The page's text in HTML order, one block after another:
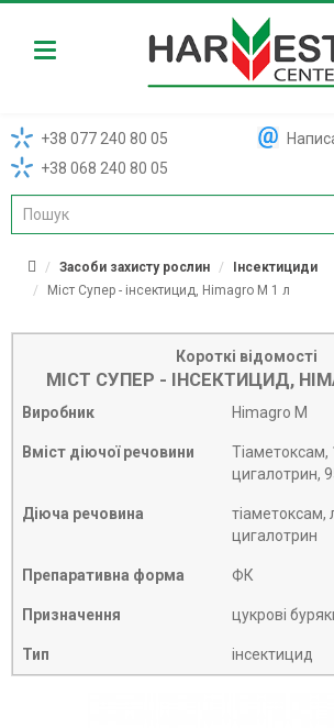
Harvest
+38 077 240 80 05
+38 068 240 80 05
Засоби захисту рослин
Інсектициди
Міст Супер - інсектицид, Himagro M 1 л
Короткі відомості
МІСТ СУПЕР - ІНСЕКТИЦИД,
Виробник Himagro M
Вміст діючої речовини
цигалотрин,
Діюча речовина
тіаметоксам,
цигалотрин
Препаративна форма ФК
Призначення цукрові
Тип інсектицид